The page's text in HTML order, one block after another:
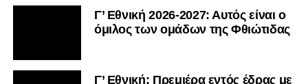
Γ’ Εθνική 2026-2027: Αυτός είναι ο
όμιλος των ομάδων της Φθιώτιδας
Γ’ Εθνική: Πρεμιέρα εντός έδρας με